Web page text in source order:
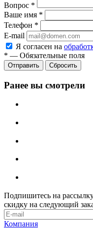
Вопрос *
Ваше имя *
Телефон *
E-mail
Я согласен на
* — Обязательные поля
Отправить Сбросить
Ранее вы смотрели
Подпишитесь на
скидку на следующий
Компания